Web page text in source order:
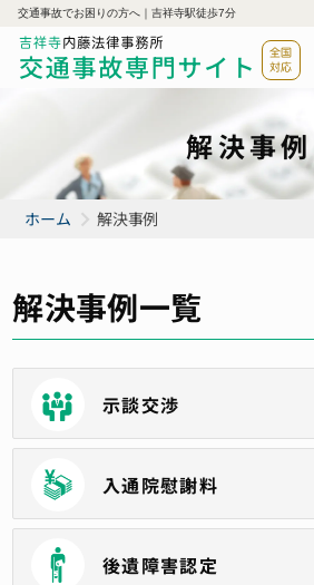
交通事故でお困りの方へ｜吉祥寺駅徒歩7分
解決事例
ホーム 解決事例
解決事例一覧
示談交渉
入通院慰謝料
後遺障害認定